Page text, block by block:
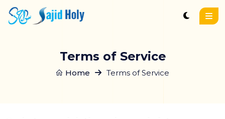
Terms of Service
Home Terms of Service